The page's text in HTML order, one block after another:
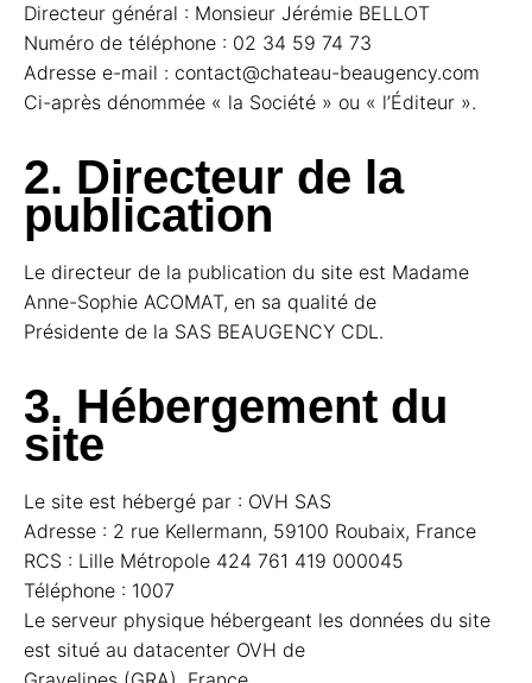
Directeur général : Monsieur Jérémie BELLOT
Numéro de téléphone : 02 34 59 74 73
Adresse e-mail : contact@chateau-beaugency.com
Ci-après dénommée « la Société » ou « l’Éditeur ».
2. Directeur de la
publication
Le directeur de la publication du site est Madame
Anne-Sophie ACOMAT, en sa qualité de
Présidente de la SAS BEAUGENCY CDL.
3. Hébergement du
site
Le site est hébergé par : OVH SAS
Adresse : 2 rue Kellermann, 59100 Roubaix, France
RCS : Lille Métropole 424 761 419 000045
Téléphone : 1007
Le serveur physique hébergeant les données du site
est situé au datacenter OVH de